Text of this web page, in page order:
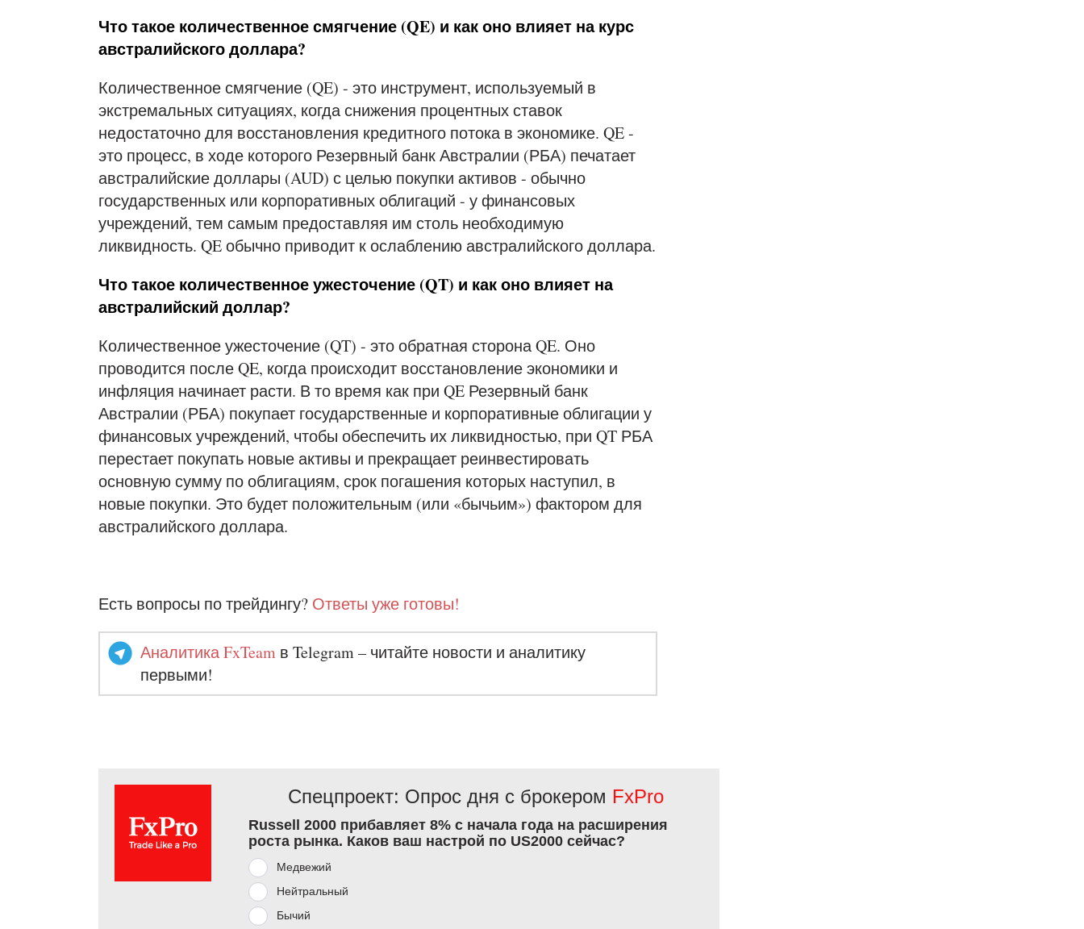
Что такое количественное смягчение (QE) и как оно влияет на курс
австралийского доллара?
Количественное смягчение (QE) - это инструмент, используемый в
экстремальных ситуациях, когда снижения процентных ставок
недостаточно для восстановления кредитного потока в экономике. QE -
это процесс, в ходе которого Резервный банк Австралии (РБА) печатает
австралийские доллары (AUD) с целью покупки активов - обычно
государственных или корпоративных облигаций - у финансовых
учреждений, тем самым предоставляя им столь необходимую
ликвидность. QE обычно приводит к ослаблению австралийского доллара.
Что такое количественное ужесточение (QT) и как оно влияет на
австралийский доллар?
Количественное ужесточение (QT) - это обратная сторона QE. Оно
проводится после QE, когда происходит восстановление экономики и
инфляция начинает расти. В то время как при QE Резервный банк
Австралии (РБА) покупает государственные и корпоративные облигации у
финансовых учреждений, чтобы обеспечить их ликвидностью, при QT РБА
перестает покупать новые активы и прекращает реинвестировать
основную сумму по облигациям, срок погашения которых наступил, в
новые покупки. Это будет положительным (или «бычьим») фактором для
австралийского доллара.
Есть вопросы по трейдингу? Ответы уже готовы!
Аналитика FxTeam в Telegram – читайте новости и аналитику
первыми!
Спецпроект: Опрос дня с брокером FxPro
Russell 2000 прибавляет 8% с начала года на расширения
роста рынка. Каков ваш настрой по US2000 сейчас?
Медвежий
Нейтральный
Бычий